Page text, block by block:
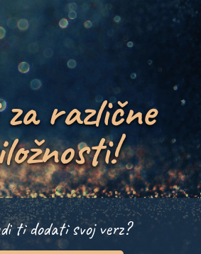
za različne
ti dodati svoj verz?